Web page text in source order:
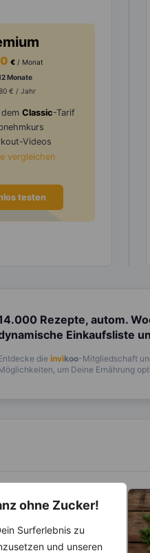
ohne Zucker!
Surferlebnis zu
und unseren
€ / Monat
Monate
€ / Jahr
Classic-Tarif
Videos
vergleichen
testen
Rezepte, autom.
Einkaufsliste
die invikoo-Mitgliedschaft
um Deine Ernährung